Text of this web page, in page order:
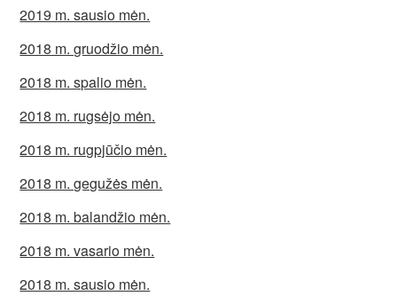
2019 m. sausio mėn.
2018 m. gruodžio mėn.
2018 m. spalio mėn.
2018 m. rugsėjo mėn.
2018 m. rugpjūčio mėn.
2018 m. gegužės mėn.
2018 m. balandžio mėn.
2018 m. vasario mėn.
2018 m. sausio mėn.